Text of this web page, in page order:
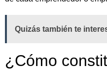
Quizás también te
¿Cómo